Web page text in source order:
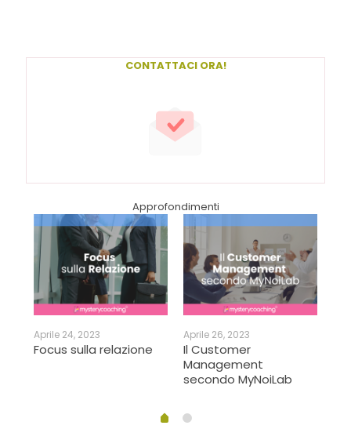
Approfondimenti
Aprile 24, 2023
Focus sulla relazione
Aprile 26, 2023
Il Customer
Management
secondo MyNoiLab
CONTATTACI ORA!